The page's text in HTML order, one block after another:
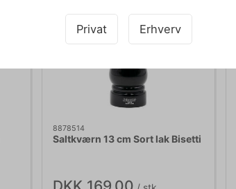
Privat Erhverv
8878514
Saltkværn 13 cm Sort lak Bisetti